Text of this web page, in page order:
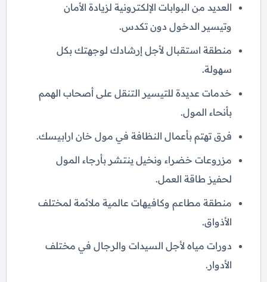
العديد من البوابات الإلكترونية لزيادة الأمان
وتيسير الدخول دون تكدس.
منطقة استقبال لأجل إرشادك لوجهتك بكل
سهولة.
خدمات عديدة للتيسير التنقل على أصحاب الهمم
بأنحاء المول.
فرق تهتم بأعمال النظافة في مول خان ارابيسك.
مزروعات خضراء ونخيل ينتشر بأرجاء المول
لحفيز طاقة العمل.
منطقة مطاعم وكافيهات عالمية ملائمة لمختلف
الأذواق.
دورات مياه لأجل السيدات والرجال في مختلف
الأدوار.